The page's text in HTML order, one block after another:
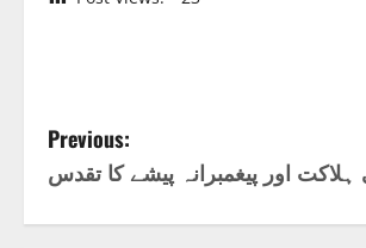
P
o
Previous: